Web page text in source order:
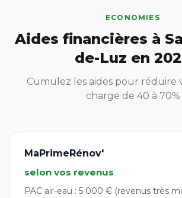
ECONOMIES
Aides financières à
de-Luz en
Cumulez les aides pour réduire
charge de 40 à 70%
MaPrimeRénov'
selon vos revenus
PAC air-eau : 5 000 € (revenus très